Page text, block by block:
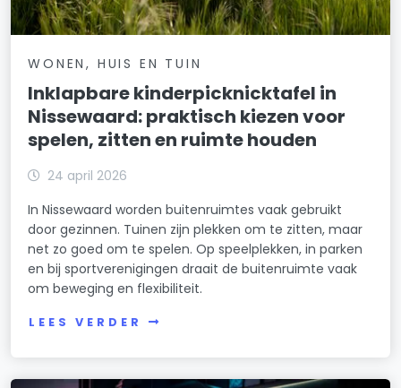
WONEN, HUIS EN TUIN
Inklapbare kinderpicknicktafel in
Nissewaard: praktisch kiezen voor
spelen, zitten en ruimte houden
24 april 2026
In Nissewaard worden buitenruimtes vaak gebruikt
door gezinnen. Tuinen zijn plekken om te zitten, maar
net zo goed om te spelen. Op speelplekken, in parken
en bij sportverenigingen draait de buitenruimte vaak
om beweging en flexibiliteit.
LEES VERDER